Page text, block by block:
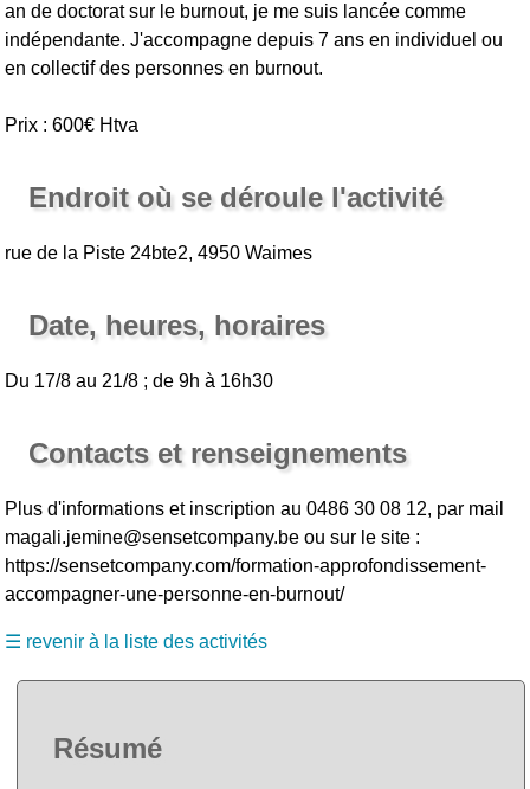
an de doctorat sur le burnout, je me suis lancée comme
indépendante. J'accompagne depuis 7 ans en individuel ou
en collectif des personnes en burnout.
Prix : 600€ Htva
Endroit où se déroule l'activité
rue de la Piste 24bte2, 4950 Waimes
Date, heures, horaires
Du 17/8 au 21/8 ; de 9h à 16h30
Contacts et renseignements
Plus d'informations et inscription au 0486 30 08 12, par mail
magali.jemine@sensetcompany.be ou sur le site :
https://sensetcompany.com/formation-approfondissement-
accompagner-une-personne-en-burnout/
☰ revenir à la liste des activités
Résumé